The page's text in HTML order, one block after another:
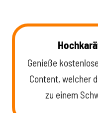
Genieße
Content, welcher
zu einem